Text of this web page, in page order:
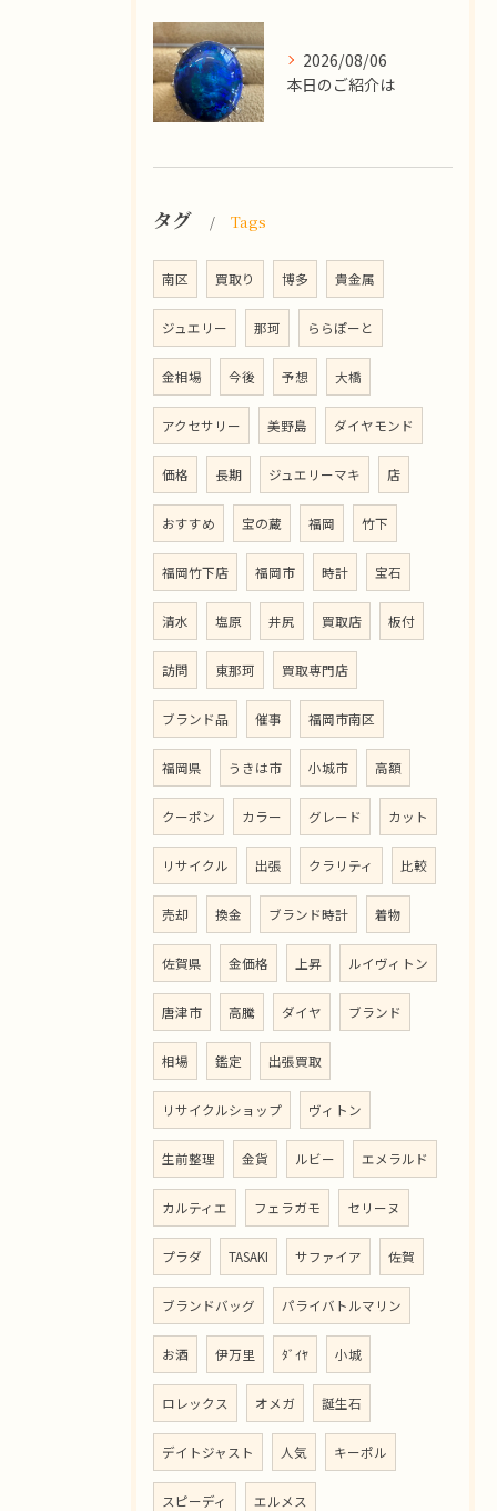
2026/08/06
本日のご紹介は
タグ Tags
南区 買取り 博多 貴金属
ジュエリー 那珂 ららぽーと
金相場 今後 予想 大橋
アクセサリー 美野島 ダイヤモンド
価格 長期 ジュエリーマキ 店
おすすめ 宝の蔵 福岡 竹下
福岡竹下店 福岡市 時計 宝石
清水 塩原 井尻 買取店 板付
訪問 東那珂 買取専門店
ブランド品 催事 福岡市南区
福岡県 うきは市 小城市 高額
クーポン カラー グレード カット
リサイクル 出張 クラリティ 比較
売却 換金 ブランド時計 着物
佐賀県 金価格 上昇 ルイヴィトン
唐津市 高騰 ダイヤ ブランド
相場 鑑定 出張買取
リサイクルショップ ヴィトン
生前整理 金貨 ルビー エメラルド
カルティエ フェラガモ セリーヌ
プラダ TASAKI サファイア 佐賀
ブランドバッグ パライバトルマリン
お酒 伊万里 ﾀﾞｲﾔ 小城
ロレックス オメガ 誕生石
デイトジャスト 人気 キーポル
スピーディ エルメス